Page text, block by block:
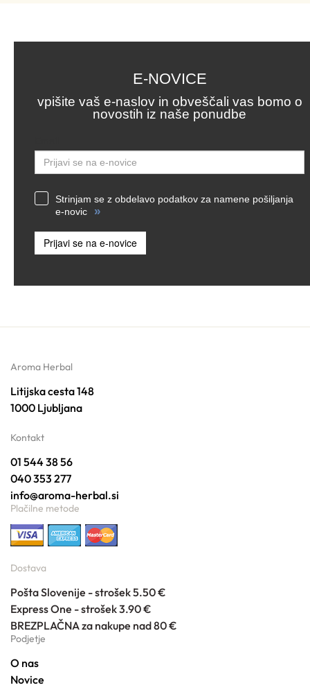
E-NOVICE
vpišite vaš e-naslov in obveščali vas bomo o
novostih iz naše ponudbe
Strinjam se z obdelavo podatkov za namene pošiljanja
e-novic
»
Prijavi se na e-novice
Aroma Herbal
Litijska cesta 148
1000 Ljubljana
Kontakt
01 544 38 56
040 353 277
info@aroma-herbal.si
Plačilne metode
Dostava
Pošta Slovenije - strošek 5.50 €
Express One - strošek 3.90 €
BREZPLAČNA za nakupe nad 80 €
Podjetje
O nas
Novice